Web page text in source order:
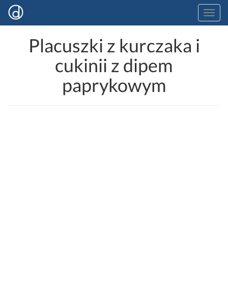
Placuszki z kurczaka i
cukinii z dipem
paprykowym